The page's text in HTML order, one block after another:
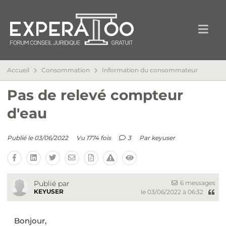
Accueil Consommation Information du consommateur
Pas de relevé compteur
d'eau
Publié le 03/06/2022 Vu 1774 fois 3 Par keyuser
Publié par
KEYUSER
6 messages
le 03/06/2022 à 06:32
Bonjour,